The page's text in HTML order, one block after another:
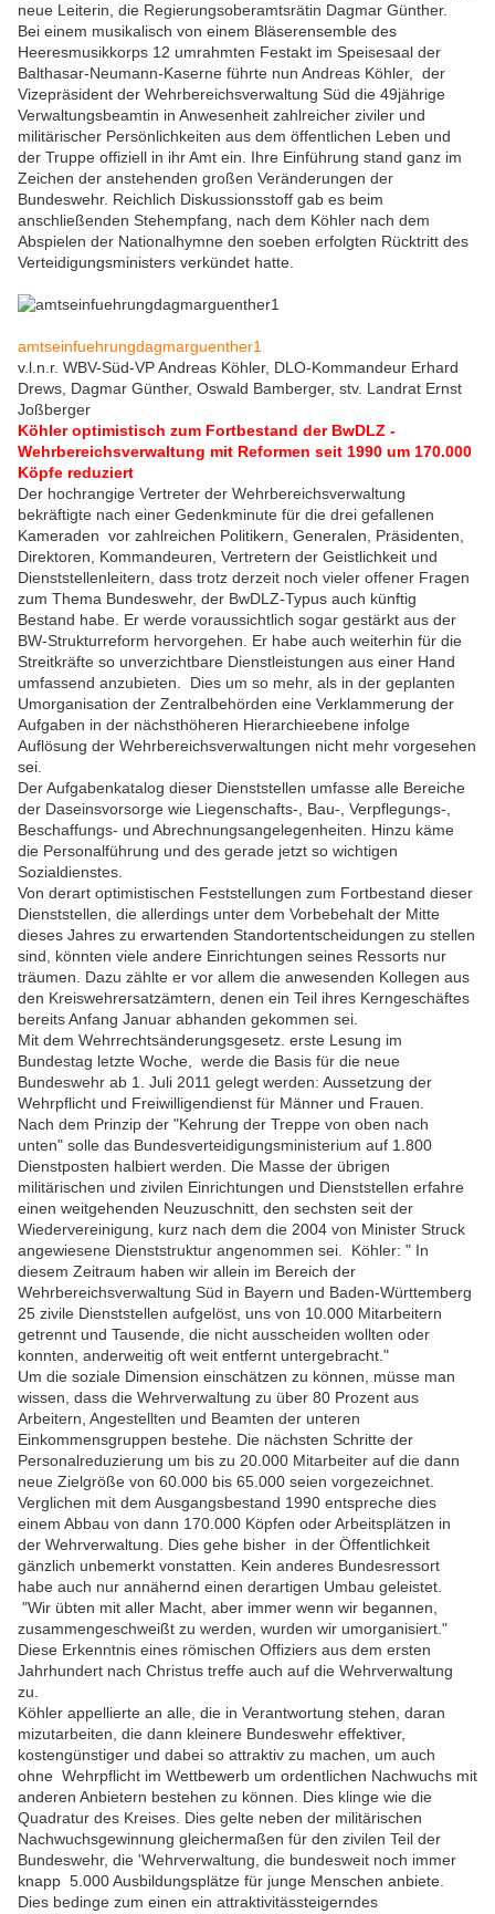
neue Leiterin, die Regierungsoberamtsrätin Dagmar Günther.
Bei einem musikalisch von einem Bläserensemble des
Heeresmusikkorps 12 umrahmten Festakt im Speisesaal der
Balthasar-Neumann-Kaserne führte nun Andreas Köhler, der
Vizepräsident der Wehrbereichsverwaltung Süd die 49jährige
Verwaltungsbeamtin in Anwesenheit zahlreicher ziviler und
militärischer Persönlichkeiten aus dem öffentlichen Leben und
der Truppe offiziell in ihr Amt ein. Ihre Einführung stand ganz im
Zeichen der anstehenden großen Veränderungen der
Bundeswehr. Reichlich Diskussionsstoff gab es beim
anschließenden Stehempfang, nach dem Köhler nach dem
Abspielen der Nationalhymne den soeben erfolgten Rücktritt des
Verteidigungsministers verkündet hatte.
amtseinfuehrungdagmarguenther1
v.l.n.r. WBV-Süd-VP Andreas Köhler, DLO-Kommandeur Erhard
Drews, Dagmar Günther, Oswald Bamberger, stv. Landrat Ernst
Joßberger
Köhler optimistisch zum Fortbestand der BwDLZ -
Wehrbereichsverwaltung mit Reformen seit 1990 um 170.000
Köpfe reduziert
Der hochrangige Vertreter der Wehrbereichsverwaltung
bekräftigte nach einer Gedenkminute für die drei gefallenen
Kameraden vor zahlreichen Politikern, Generalen, Präsidenten,
Direktoren, Kommandeuren, Vertretern der Geistlichkeit und
Dienststellenleitern, dass trotz derzeit noch vieler offener Fragen
zum Thema Bundeswehr, der BwDLZ-Typus auch künftig
Bestand habe. Er werde voraussichtlich sogar gestärkt aus der
BW-Strukturreform hervorgehen. Er habe auch weiterhin für die
Streitkräfte so unverzichtbare Dienstleistungen aus einer Hand
umfassend anzubieten. Dies um so mehr, als in der geplanten
Umorganisation der Zentralbehörden eine Verklammerung der
Aufgaben in der nächsthöheren Hierarchieebene infolge
Auflösung der Wehrbereichsverwaltungen nicht mehr vorgesehen
sei.
Der Aufgabenkatalog dieser Dienststellen umfasse alle Bereiche
der Daseinsvorsorge wie Liegenschafts-, Bau-, Verpflegungs-,
Beschaffungs- und Abrechnungsangelegenheiten. Hinzu käme
die Personalführung und des gerade jetzt so wichtigen
Sozialdienstes.
Von derart optimistischen Feststellungen zum Fortbestand dieser
Dienststellen, die allerdings unter dem Vorbebehalt der Mitte
dieses Jahres zu erwartenden Standortentscheidungen zu stellen
sind, könnten viele andere Einrichtungen seines Ressorts nur
träumen. Dazu zählte er vor allem die anwesenden Kollegen aus
den Kreiswehrersatzämtern, denen ein Teil ihres Kerngeschäftes
bereits Anfang Januar abhanden gekommen sei.
Mit dem Wehrrechtsänderungsgesetz. erste Lesung im
Bundestag letzte Woche, werde die Basis für die neue
Bundeswehr ab 1. Juli 2011 gelegt werden: Aussetzung der
Wehrpflicht und Freiwilligendienst für Männer und Frauen.
Nach dem Prinzip der "Kehrung der Treppe von oben nach
unten" solle das Bundesverteidigungsministerium auf 1.800
Dienstposten halbiert werden. Die Masse der übrigen
militärischen und zivilen Einrichtungen und Dienststellen erfahre
einen weitgehenden Neuzuschnitt, den sechsten seit der
Wiedervereinigung, kurz nach dem die 2004 von Minister Struck
angewiesene Dienststruktur angenommen sei. Köhler: " In
diesem Zeitraum haben wir allein im Bereich der
Wehrbereichsverwaltung Süd in Bayern und Baden-Württemberg
25 zivile Dienststellen aufgelöst, uns von 10.000 Mitarbeitern
getrennt und Tausende, die nicht ausscheiden wollten oder
konnten, anderweitig oft weit entfernt untergebracht."
Um die soziale Dimension einschätzen zu können, müsse man
wissen, dass die Wehrverwaltung zu über 80 Prozent aus
Arbeitern, Angestellten und Beamten der unteren
Einkommensgruppen bestehe. Die nächsten Schritte der
Personalreduzierung um bis zu 20.000 Mitarbeiter auf die dann
neue Zielgröße von 60.000 bis 65.000 seien vorgezeichnet.
Verglichen mit dem Ausgangsbestand 1990 entspreche dies
einem Abbau von dann 170.000 Köpfen oder Arbeitsplätzen in
der Wehrverwaltung. Dies gehe bisher in der Öffentlichkeit
gänzlich unbemerkt vonstatten. Kein anderes Bundesressort
habe auch nur annähernd einen derartigen Umbau geleistet.
"Wir übten mit aller Macht, aber immer wenn wir begannen,
zusammengeschweißt zu werden, wurden wir umorganisiert."
Diese Erkenntnis eines römischen Offiziers aus dem ersten
Jahrhundert nach Christus treffe auch auf die Wehrverwaltung
zu.
Köhler appellierte an alle, die in Verantwortung stehen, daran
mizutarbeiten, die dann kleinere Bundeswehr effektiver,
kostengünstiger und dabei so attraktiv zu machen, um auch
ohne Wehrpflicht im Wettbewerb um ordentlichen Nachwuchs mit
anderen Anbietern bestehen zu können. Dies klinge wie die
Quadratur des Kreises. Dies gelte neben der militärischen
Nachwuchsgewinnung gleichermaßen für den zivilen Teil der
Bundeswehr, die 'Wehrverwaltung, die bundesweit noch immer
knapp 5.000 Ausbildungsplätze für junge Menschen anbiete.
Dies bedinge zum einen ein attraktivitässteigerndes